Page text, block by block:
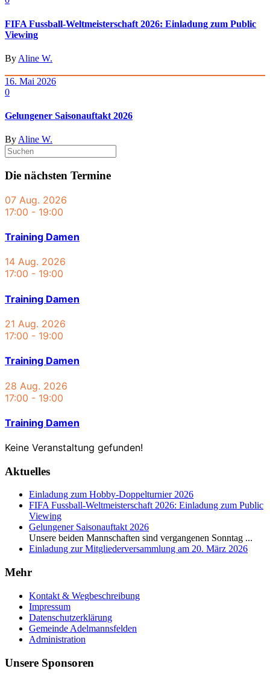
FIFA Fussball-Weltmeisterschaft 2026: Einladung zum Public
Viewing
By Aline W.
16. Mai 2026
0
Gelungener Saisonauftakt 2026
ByAline W.
Die nächsten Termine
07 Aug. 2026
17:00 - 19:00
Training Damen
14 Aug. 2026
17:00 - 19:00
Training Damen
21 Aug. 2026
17:00 - 19:00
Training Damen
28 Aug. 2026
17:00 - 19:00
Training Damen
Keine Veranstaltung gefunden!
Aktuelles
Einladung zum Hobby-Doppelturnier 2026
FIFA Fussball-Weltmeisterschaft 2026: Einladung zum Public
Viewing
Gelungener Saisonauftakt 2026
Unsere beiden Mannschaften sind vergangenen Sonntag ...
Einladung zur Mitgliederversammlung am 20. März 2026
Mehr
Kontakt & Wegbeschreibung
Impressum
Datenschutzerklärung
Gemeinde Adelmannsfelden
Administration
Unsere Sponsoren